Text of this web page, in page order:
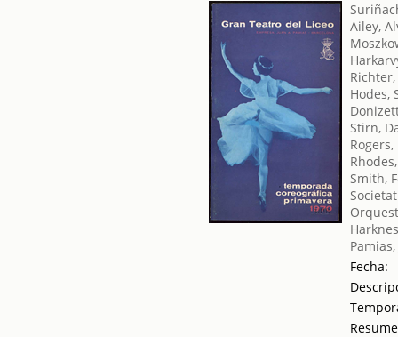
Ailey,
Hodes,
Stirn,
Smith,
Fecha: